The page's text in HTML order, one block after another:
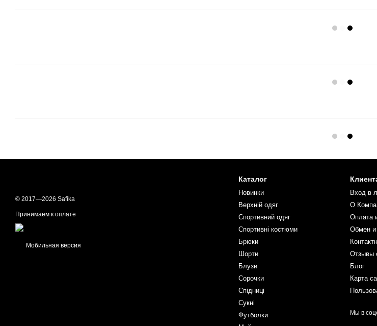
© 2017—2026 Safika
Принимаем к оплате
Мобильная версия
Каталог
Новинки
Верхній одяг
Спортивний одяг
Спортивні костюми
Брюки
Шорти
Блузи
Сорочки
Спідниці
Сукні
Футболки
Вход в
О
Оплата
Обмен и
Отзывы
Блог
Карта
Мы в